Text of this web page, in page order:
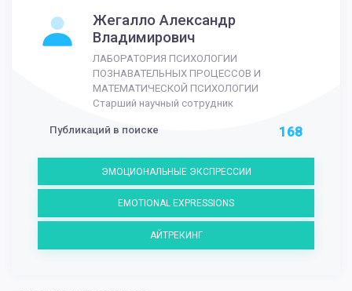
Жегалло Александр
Владимирович
ЛАБОРАТОРИЯ ПСИХОЛОГИИ
ПОЗНАВАТЕЛЬНЫХ ПРОЦЕССОВ И
МАТЕМАТИЧЕСКОЙ ПСИХОЛОГИИ
Старший научный сотрудник
Публикаций в поиске 168
ЭМОЦИОНАЛЬНЫЕ ЭКСПРЕССИИ
EMOTIONAL EXPRESSIONS
АЙТРЕКИНГ